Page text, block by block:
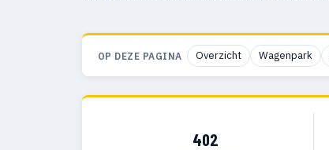
OP DEZE PAGINA Overzicht Wagenpark
402